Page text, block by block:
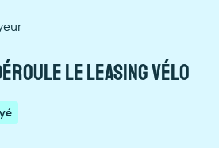
le leasing vélo